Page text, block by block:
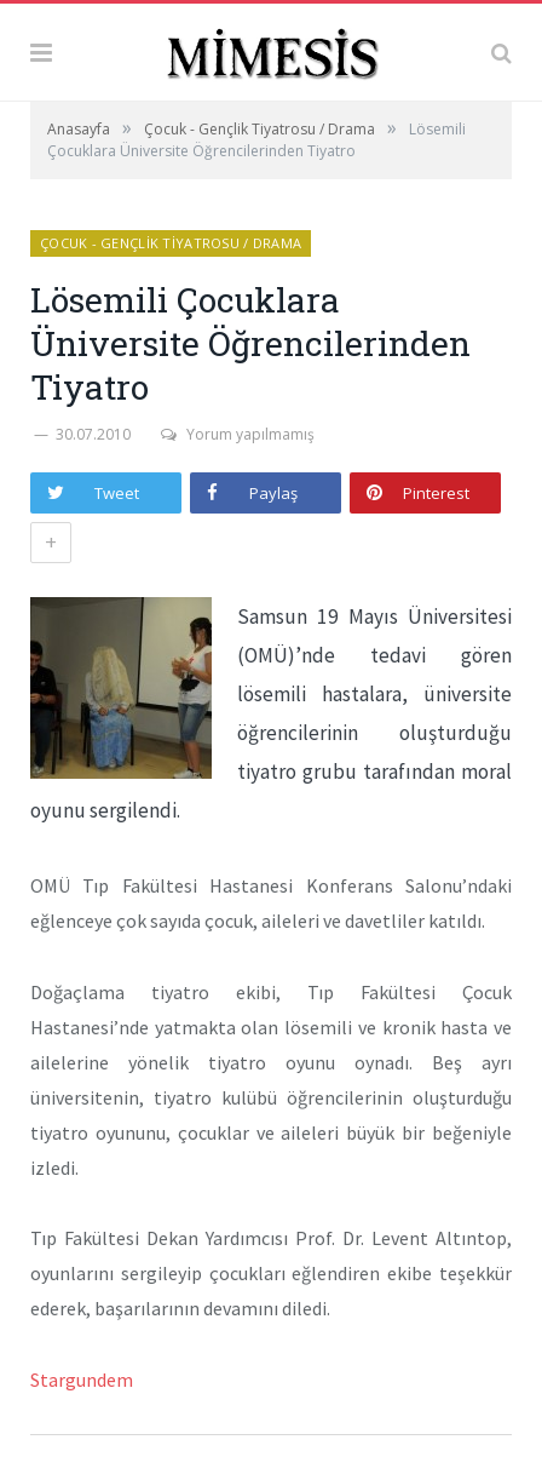
Anasayfa » Çocuk - Gençlik Tiyatrosu / Drama »
Lösemili
Çocuklara Üniversite Öğrencilerinden Tiyatro
ÇOCUK - GENÇLIK TIYATROSU / DRAMA
Lösemili Çocuklara
Üniversite Öğrencilerinden
Tiyatro
30.07.2010 Yorum yapılmamış
Tweet Paylaş Pinterest
+
Samsun 19 Mayıs Üniversitesi
(OMÜ)’nde tedavi gören
lösemili hastalara, üniversite
öğrencilerinin oluşturduğu
tiyatro grubu tarafından moral
oyunu sergilendi.
OMÜ Tıp Fakültesi Hastanesi Konferans Salonu’ndaki
eğlenceye çok sayıda çocuk, aileleri ve davetliler katıldı.
Doğaçlama tiyatro ekibi, Tıp Fakültesi Çocuk
Hastanesi’nde yatmakta olan lösemili ve kronik hasta ve
ailelerine yönelik tiyatro oyunu oynadı. Beş ayrı
üniversitenin, tiyatro kulübü öğrencilerinin oluşturduğu
tiyatro oyununu, çocuklar ve aileleri büyük bir beğeniyle
izledi.
Tıp Fakültesi Dekan Yardımcısı Prof. Dr. Levent Altıntop,
oyunlarını sergileyip çocukları eğlendiren ekibe teşekkür
ederek, başarılarının devamını diledi.
Stargundem